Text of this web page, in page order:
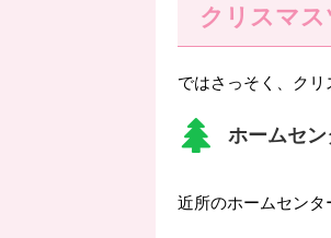
クリスマ
ではさっそく、クリ
ホームセ
近所のホームセンタ